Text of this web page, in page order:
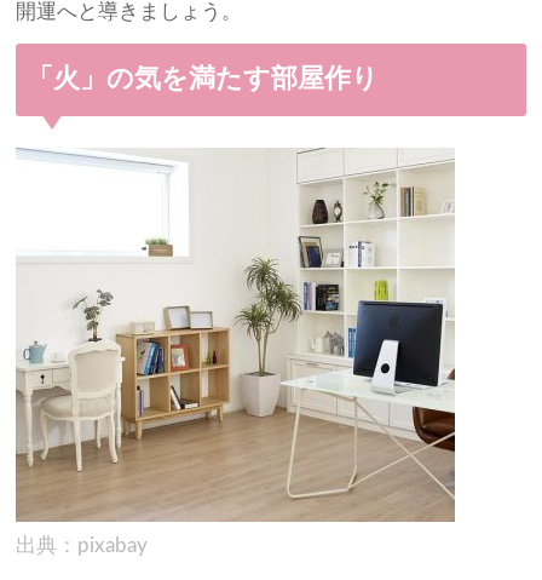
開運へと導きましょう。
「火」の気を満たす部屋作り
出典：pixabay